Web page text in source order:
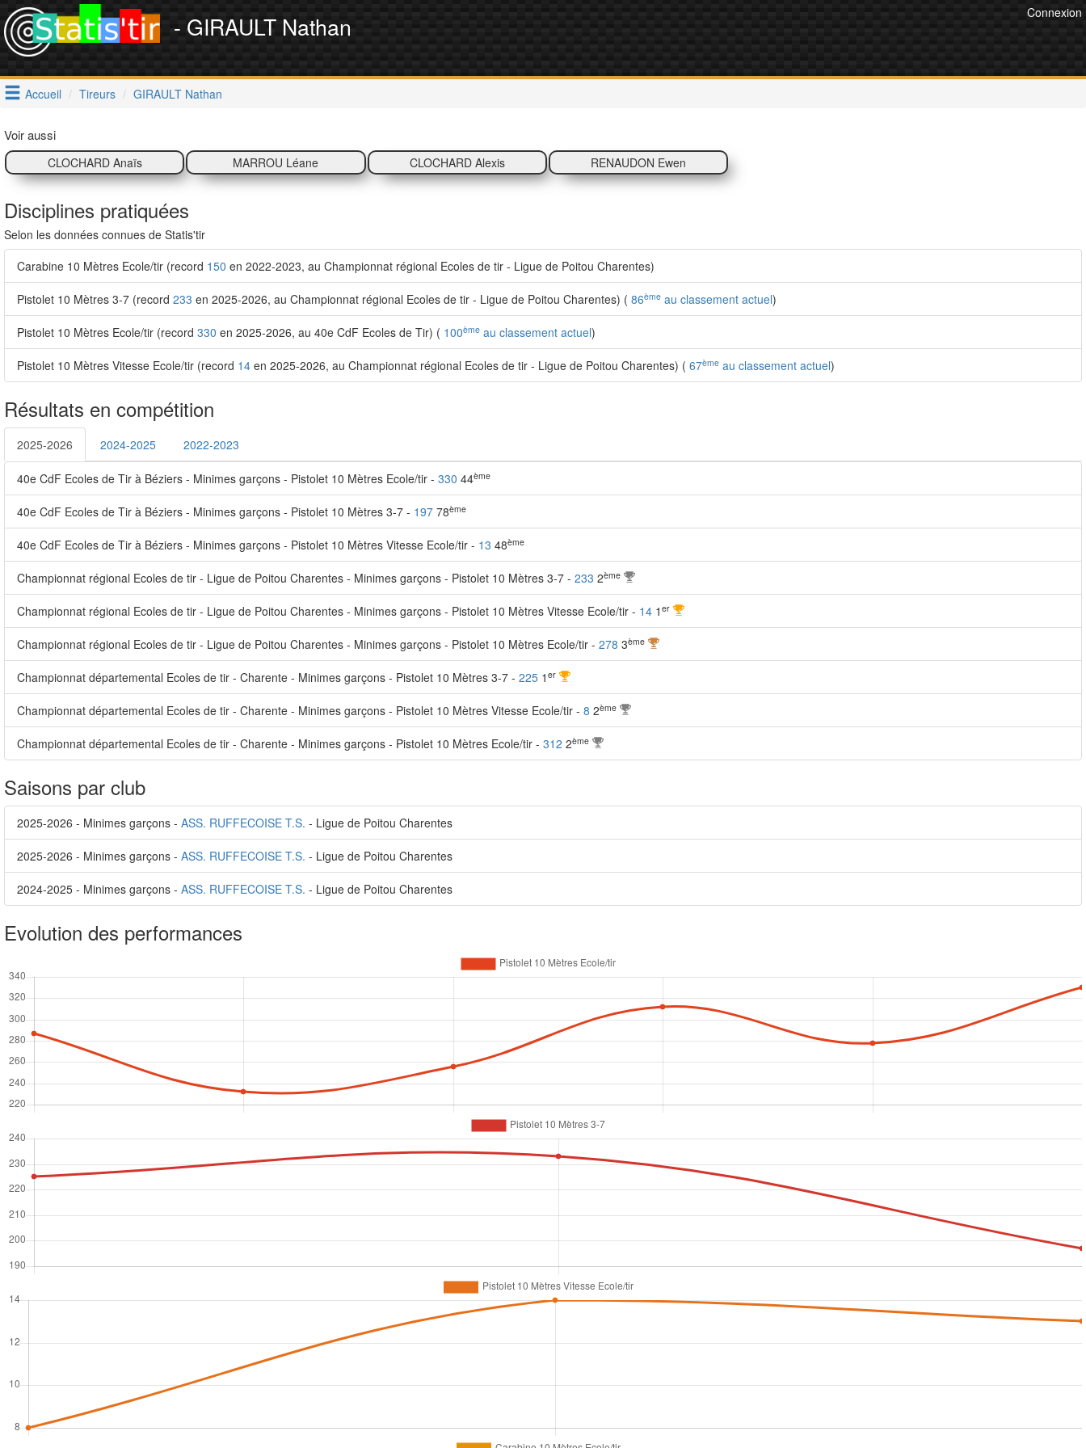
Connexion
- GIRAULT Nathan
Accueil Tireurs GIRAULT Nathan
Voir aussi
CLOCHARD Anaïs MARROU Léane CLOCHARD Alexis RENAUDON Ewen
Disciplines pratiquées
Selon les données connues de Statis'tir
Carabine 10 Mètres Ecole/tir (record 150 en 2022-2023, au Championnat régional Ecoles de tir - Ligue de Poitou Charentes)
Pistolet 10 Mètres 3-7 (record 233 en 2025-2026, au Championnat régional Ecoles de tir - Ligue de Poitou Charentes) ( 86ème au classement actuel)
Pistolet 10 Mètres Ecole/tir (record 330 en 2025-2026, au 40e CdF Ecoles de Tir) ( 100ème au classement actuel)
Pistolet 10 Mètres Vitesse Ecole/tir (record 14 en 2025-2026, au Championnat régional Ecoles de tir - Ligue de Poitou Charentes) ( 67ème au classement actuel)
Résultats en compétition
2025-2026 2024-2025 2022-2023
40e CdF Ecoles de Tir à Béziers - Minimes garçons - Pistolet 10 Mètres Ecole/tir - 330 44ème
40e CdF Ecoles de Tir à Béziers - Minimes garçons - Pistolet 10 Mètres 3-7 - 197 78ème
40e CdF Ecoles de Tir à Béziers - Minimes garçons - Pistolet 10 Mètres Vitesse Ecole/tir - 13 48ème
Championnat régional Ecoles de tir - Ligue de Poitou Charentes - Minimes garçons - Pistolet 10 Mètres 3-7 - 233 2ème
Championnat régional Ecoles de tir - Ligue de Poitou Charentes - Minimes garçons - Pistolet 10 Mètres Vitesse Ecole/tir - 14 1 er
Championnat régional Ecoles de tir - Ligue de Poitou Charentes - Minimes garçons - Pistolet 10 Mètres Ecole/tir - 278 3ème
Championnat départemental Ecoles de tir - Charente - Minimes garçons - Pistolet 10 Mètres 3-7 - 225 1 er
Championnat départemental Ecoles de tir - Charente - Minimes garçons - Pistolet 10 Mètres Vitesse Ecole/tir - 8 2ème
Championnat départemental Ecoles de tir - Charente - Minimes garçons - Pistolet 10 Mètres Ecole/tir - 312 2ème
Saisons par club
2025-2026 - Minimes garçons - ASS. RUFFECOISE T.S. - Ligue de Poitou Charentes
2025-2026 - Minimes garçons - ASS. RUFFECOISE T.S. - Ligue de Poitou Charentes
2024-2025 - Minimes garçons - ASS. RUFFECOISE T.S. - Ligue de Poitou Charentes
Evolution des performances